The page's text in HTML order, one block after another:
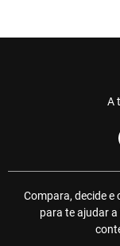
A
Compara, decide
para te ajudar